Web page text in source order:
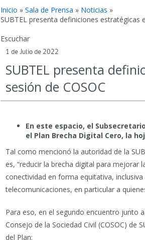
Inicio » Sala de Prensa » Noticias »
SUBTEL presenta definiciones estratégicas
Escuchar
1 de Julio de 2022
SUBTEL presenta
sesión de COSOC
En este espacio, el
el Plan Brecha Digital Cero, la
Tal como mencionó la autoridad de la
es, “reducir la brecha digital para mejorar
conectividad en forma equitativa,
telecomunicaciones, en particular a
Para eso, en el segundo encuentro junto
Consejo de la Sociedad Civil (COSOC) de
del Plan: